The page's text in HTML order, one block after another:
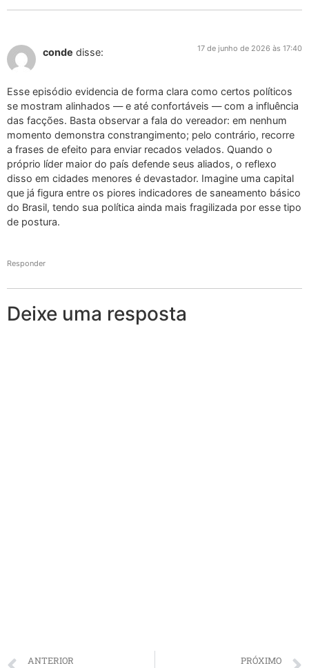
conde disse: 17 de junho de 2026 às 17:40
Esse episódio evidencia de forma clara como certos políticos
se mostram alinhados — e até confortáveis — com a influência
das facções. Basta observar a fala do vereador: em nenhum
momento demonstra constrangimento; pelo contrário, recorre
a frases de efeito para enviar recados velados. Quando o
próprio líder maior do país defende seus aliados, o reflexo
disso em cidades menores é devastador. Imagine uma capital
que já figura entre os piores indicadores de saneamento básico
do Brasil, tendo sua política ainda mais fragilizada por esse tipo
de postura.
Responder
Deixe uma resposta
ANTERIOR PRÓXIMO